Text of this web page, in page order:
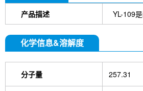
产品描述 YL-109
化学信息&溶解度
分子量 257.31